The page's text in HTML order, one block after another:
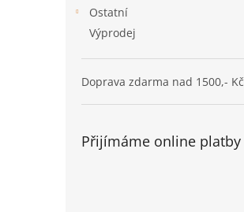
Ostatní
Výprodej
Doprava zdarma nad 1500,- Kč
Přijímáme online platby